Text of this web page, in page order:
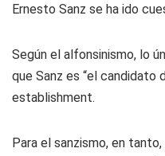
Ernesto Sanz se ha ido
Según el alfonsinismo, lo
que Sanz es “el candidato
establishment.
Para el sanzismo, en